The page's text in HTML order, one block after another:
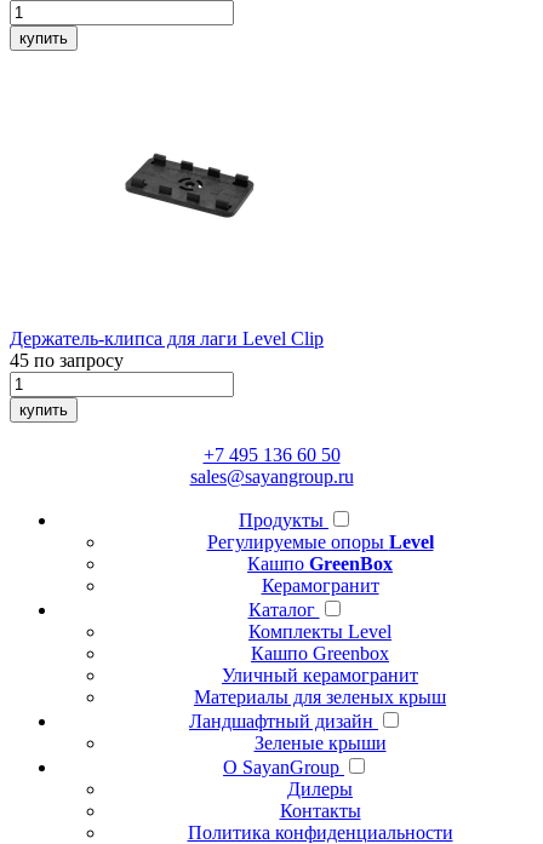
купить
Держатель-клипса для лаги Level Clip
45 по запросу
купить
+7 495 136 60 50
sales@sayangroup.ru
Продукты
Регулируемые опоры Level
Кашпо GreenBox
Керамогранит
Каталог
Комплекты Level
Кашпо Greenbox
Уличный керамогранит
Материалы для зеленых крыш
Ландшафтный дизайн
Зеленые крыши
О SayanGroup
Дилеры
Контакты
Политика конфиденциальности